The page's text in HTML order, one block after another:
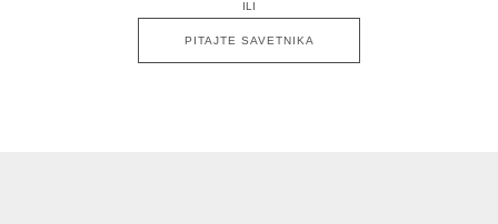
ILI
PITAJTE SAVETNIKA